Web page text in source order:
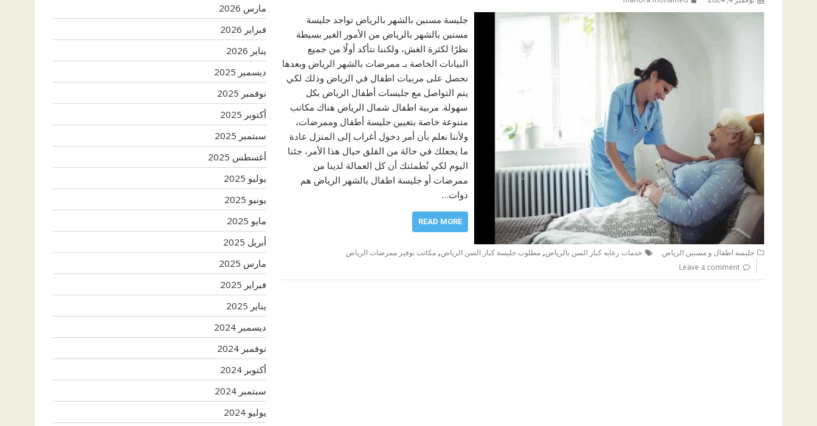
جليسة مسنين بالشهر بالرياض تواجد جليسة
مسنين بالشهر بالرياض من الأمور الغير بسيطة
نظرًا لكثرة الغش، ولكننا نتأكد أولًا من جميع
البيانات الخاصة بـ ممرضات بالشهر الرياض وبعدها
نحصل على مربيات اطفال في الرياض وذلك لكي
يتم التواصل مع جليسات أطفال الرياض بكل
سهولة. مربية اطفال شمال الرياض هناك مكاتب
متنوعة خاصة بتعيين جليسة أطفال وممرضات،
ولأننا نعلم بأن أمر دخول أغراب إلى المنزل عادة
ما يجعلك في حالة من القلق حيال هذا الأمر، جئنا
اليوم لكي نُطمئنك أن كل العمالة لدينا من
ممرضات أو جليسة اطفال بالشهر الرياض هم
ذوات…
READ MORE
جليسه اطفال و مسنين الرياض خدمات رعايه كبار السن بالرياض, مطلوب جليسة كبار السن الرياض, مكاتب توفير ممرضات الرياض
Leave a comment
مارس 2026
فبراير 2026
يناير 2026
ديسمبر 2025
نوفمبر 2025
أكتوبر 2025
سبتمبر 2025
أغسطس 2025
يوليو 2025
يونيو 2025
مايو 2025
أبريل 2025
مارس 2025
فبراير 2025
يناير 2025
ديسمبر 2024
نوفمبر 2024
أكتوبر 2024
سبتمبر 2024
يوليو 2024